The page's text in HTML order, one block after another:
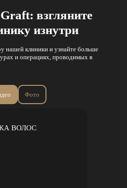
взгляните
изнутри
нашей клиники и узнайте больше
и операциях, проводимых в
Фото
ВОЛОС